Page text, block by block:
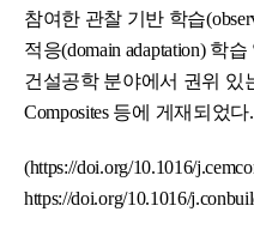
참여한 관찰 기반 학습
적응(domain adaptation) 학
건설공학 분야에서 권위 있
Composites 등에 게재되었다.
(https://doi.org/10.1016/
https://doi.org/10.1016/